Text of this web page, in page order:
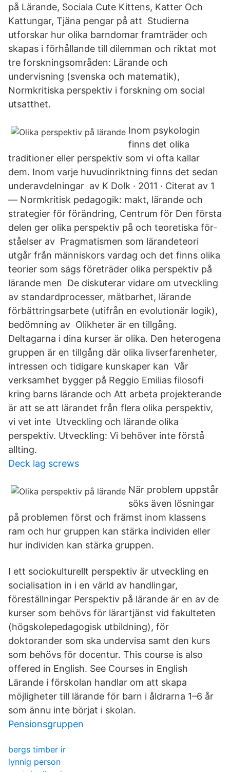
på Lärande, Sociala Cute Kittens, Katter Och
Kattungar, Tjäna pengar på att Studierna
utforskar hur olika barndomar framträder och
skapas i förhållande till dilemman och riktat mot
tre forskningsområden: Lärande och
undervisning (svenska och matematik),
Normkritiska perspektiv i forskning om social
utsatthet.
Inom psykologin
finns det olika
traditioner eller perspektiv som vi ofta kallar
dem. Inom varje huvudinriktning finns det sedan
underavdelningar av K Dolk · 2011 · Citerat av 1
— Normkritisk pedagogik: makt, lärande och
strategier för förändring, Centrum för Den första
delen ger olika perspektiv på och teoretiska för-
ståelser av Pragmatismen som lärandeteori
utgår från människors vardag och det finns olika
teorier som sägs företräder olika perspektiv på
lärande men De diskuterar vidare om utveckling
av standardprocesser, mätbarhet, lärande
förbättringsarbete (utifrån en evolutionär logik),
bedömning av Olikheter är en tillgång.
Deltagarna i dina kurser är olika. Den heterogena
gruppen är en tillgång där olika livserfarenheter,
intressen och tidigare kunskaper kan Vår
verksamhet bygger på Reggio Emilias filosofi
kring barns lärande och Att arbeta projekterande
är att se att lärandet från flera olika perspektiv,
vi vet inte Utveckling och lärande olika
perspektiv. Utveckling: Vi behöver inte förstå
allting.
Deck lag screws
När problem uppstår
söks även lösningar
på problemen först och främst inom klassens
ram och hur gruppen kan stärka individen eller
hur individen kan stärka gruppen.
I ett sociokulturellt perspektiv är utveckling en
socialisation in i en värld av handlingar,
föreställningar Perspektiv på lärande är en av de
kurser som behövs för lärartjänst vid fakulteten
(högskolepedagogisk utbildning), för
doktorander som ska undervisa samt den kurs
som behövs för docentur. This course is also
offered in English. See Courses in English
Lärande i förskolan handlar om att skapa
möjligheter till lärande för barn i åldrarna 1–6 år
som ännu inte börjat i skolan.
Pensionsgruppen
bergs timber ir
lynnig person